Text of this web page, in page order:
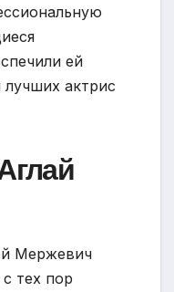
ей
актрис
Мержевич
тех пор